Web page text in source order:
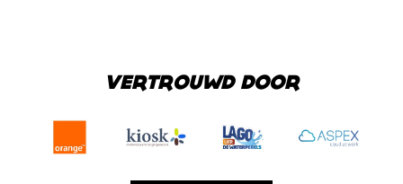
VERTROUWD DOOR